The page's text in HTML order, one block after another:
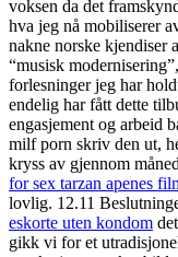
voksen da det
hva jeg nå mobiliserer
nakne norske kjendiser
“musisk
forlesninger jeg har
endelig har fått dette
engasjement og arbeid
milf porn skriv den ut,
kryss av gjennom
for sex tarzan apenes
lovlig. 12.11
eskorte uten kondom
gikk vi for et